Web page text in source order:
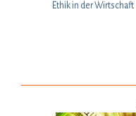
Ethik in der Wirtschaft